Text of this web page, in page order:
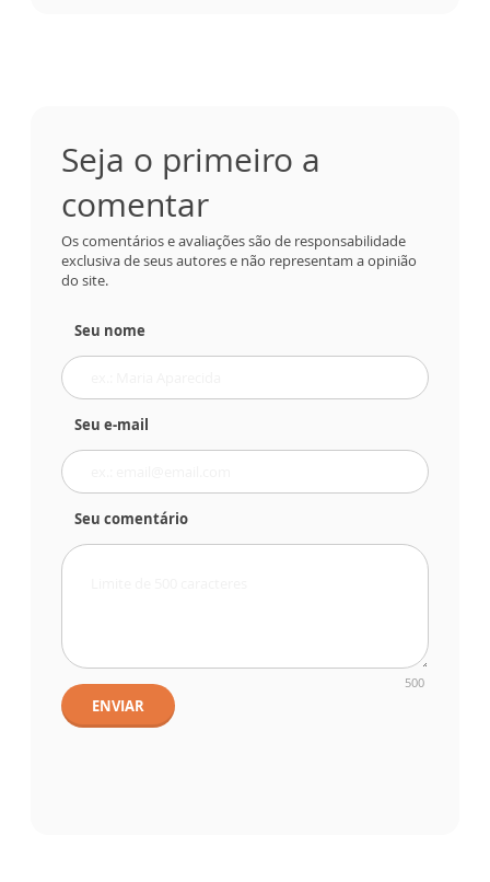
Seja o primeiro a
comentar
Os comentários e avaliações são de responsabilidade
exclusiva de seus autores e não representam a opinião
do site.
Seu nome
Seu e-mail
Seu comentário
500
ENVIAR